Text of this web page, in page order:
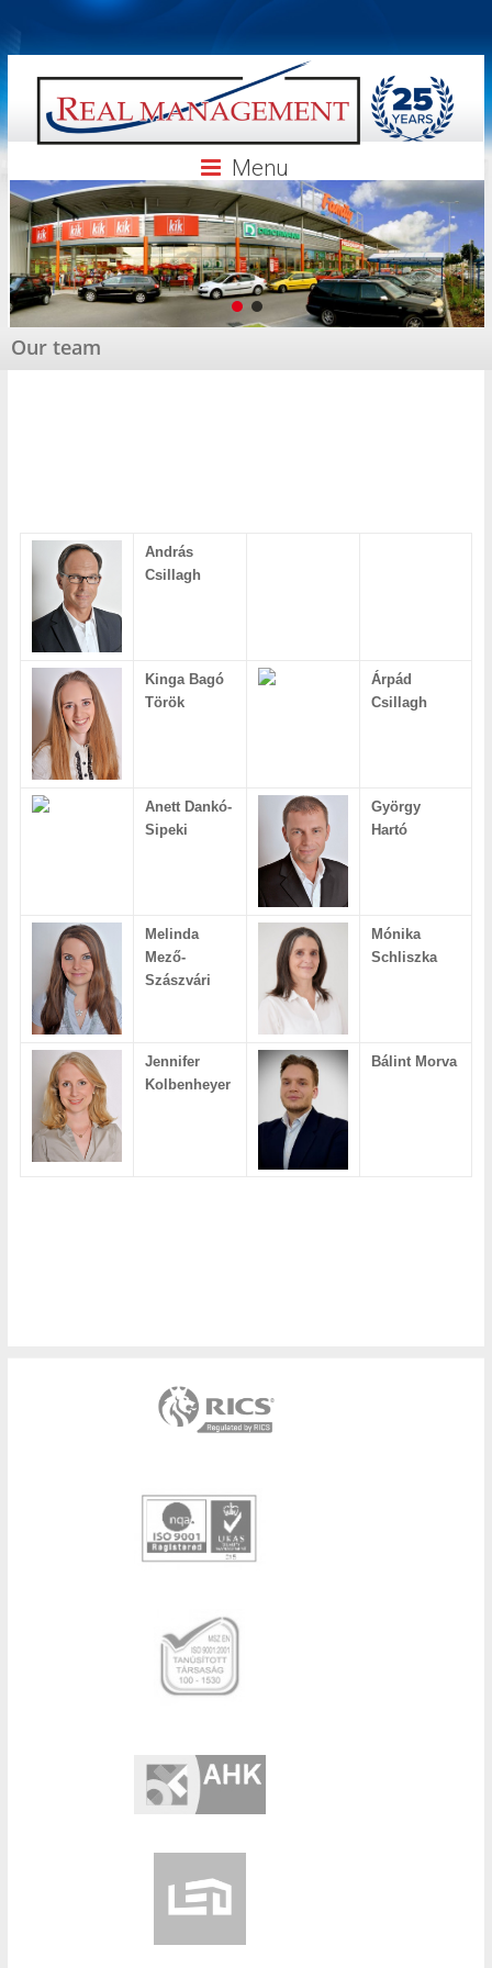
content
Menu
Our team
András
Csillagh
Kinga Bagó
Török
Árpád
Csillagh
Anett Dankó-
Sipeki
György
Hartó
Melinda
Mező-
Szászvári
Mónika
Schliszka
Jennifer
Kolbenheyer
Bálint Morva